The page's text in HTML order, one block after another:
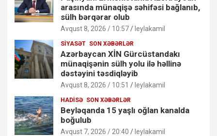
arasında münaqişə səhifəsi bağlanıb,
sülh bərqərar olub
Avqust 8, 2026 / 10:57 leylakamil
SIYASƏT SON XƏBƏRLƏR
Azərbaycan XİN Gürcüstandakı
münaqişənin sülh yolu ilə həllinə
dəstəyini təsdiqləyib
Avqust 8, 2026 / 10:51 leylakamil
HADISƏ SON XƏBƏRLƏR
Beyləqanda 15 yaşlı oğlan kanalda
boğulub
Avqust 7, 2026 / 20:40 leylakamil